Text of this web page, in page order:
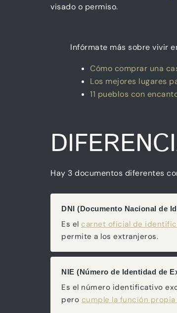
visado o permiso.
Infórmate más sobre vivir
Cómo comprar una
Los mejores lugares
11 pueblos con
Hay 3 documentos diferentes
DNI (Documento Nacional de
Es el carnet oficial de
permite a los extranjeros.
NIE (Número de Identidad de
Es el número identificativo
pero cumple la función